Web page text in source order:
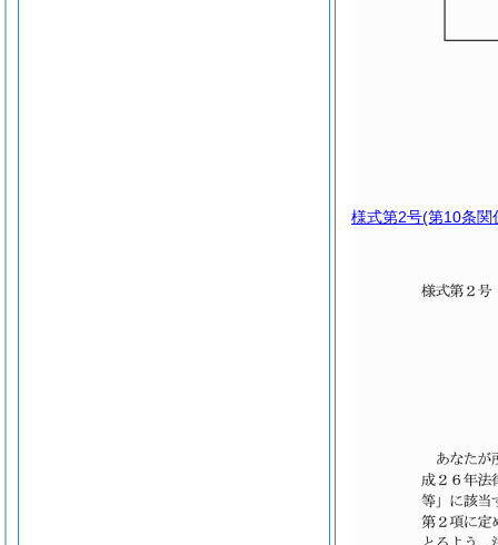
様式第2号(第10条関